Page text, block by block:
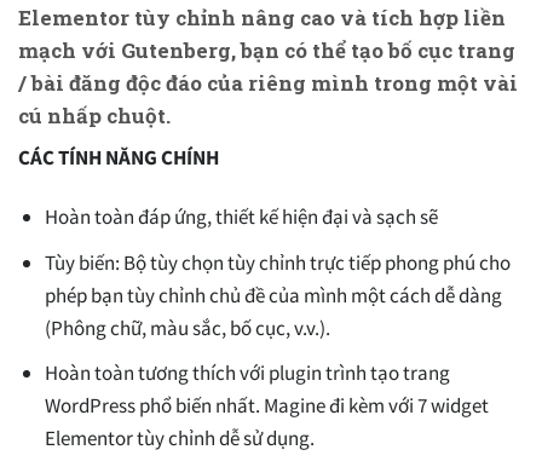
Elementor tùy chỉnh nâng cao và tích hợp liền
mạch với Gutenberg, bạn có thể tạo bố cục trang
/ bài đăng độc đáo của riêng mình trong một vài
cú nhấp chuột.
CÁC TÍNH NĂNG CHÍNH
Hoàn toàn đáp ứng, thiết kế hiện đại và sạch sẽ
Tùy biến: Bộ tùy chọn tùy chỉnh trực tiếp phong phú cho
phép bạn tùy chỉnh chủ đề của mình một cách dễ dàng
(Phông chữ, màu sắc, bố cục, v.v.).
Hoàn toàn tương thích với plugin trình tạo trang
WordPress phổ biến nhất. Magine đi kèm với 7 widget
Elementor tùy chỉnh dễ sử dụng.